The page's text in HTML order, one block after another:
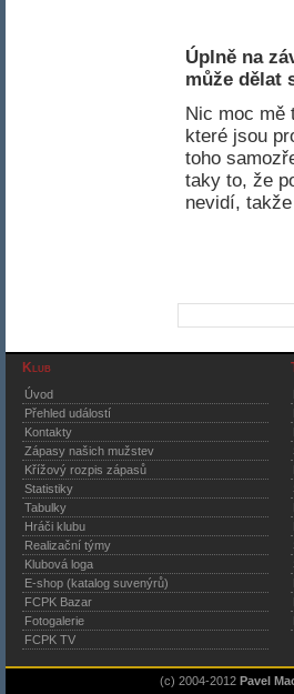
Úplně na
může dělat
Nic moc mě
které jsou
toho
taky to, že
nevidí,
Klub
Úvod
Přehled událostí
Kontakty
Zápasy našich mužstev
Křížový rozpis zápasů
Statistiky
Tabulky
Hráči klubu
Realizační týmy
Klubová loga
E-shop (katalog suvenýrů)
FCPK Bazar
Fotogalerie
FCPK TV
(c) 2004-2012 Pavel